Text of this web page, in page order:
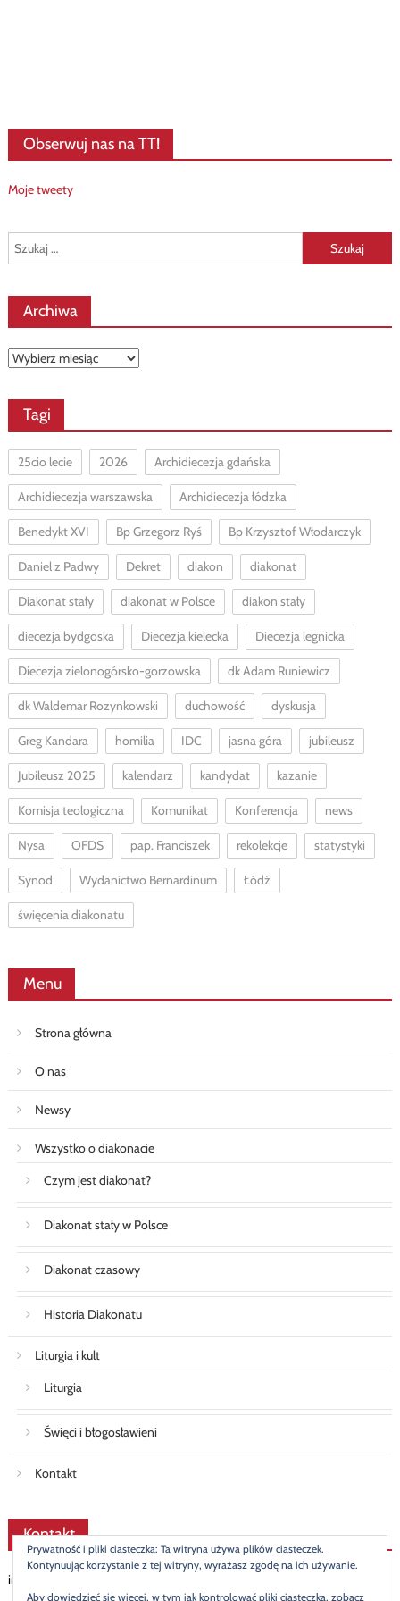
Obserwuj nas na TT!
Moje tweety
Szukaj:
Archiwa
Archiwa
Tagi
25cio lecie 2026 Archidiecezja gdańska
Archidiecezja warszawska Archidiecezja łódzka
Benedykt XVI Bp Grzegorz Ryś Bp Krzysztof Włodarczyk
Daniel z Padwy Dekret diakon diakonat
Diakonat stały diakonat w Polsce diakon stały
diecezja bydgoska Diecezja kielecka Diecezja legnicka
Diecezja zielonogórsko-gorzowska dk Adam Runiewicz
dk Waldemar Rozynkowski duchowość dyskusja
Greg Kandara homilia IDC jasna góra jubileusz
Jubileusz 2025 kalendarz kandydat kazanie
Komisja teologiczna Komunikat Konferencja news
Nysa OFDS pap. Franciszek rekolekcje statystyki
Synod Wydanictwo Bernardinum Łódź
święcenia diakonatu
Menu
Strona główna
O nas
Newsy
Wszystko o diakonacie
Czym jest diakonat?
Diakonat stały w Polsce
Diakonat czasowy
Historia Diakonatu
Liturgia i kult
Liturgia
Święci i błogosławieni
Kontakt
Kontakt
info@diakonat.pl
Prywatność i pliki ciasteczka: Ta witryna używa plików ciasteczek.
Kontynuując korzystanie z tej witryny, wyrażasz zgodę na ich używanie.
Aby dowiedzieć się więcej, w tym jak kontrolować pliki ciasteczka, zobacz